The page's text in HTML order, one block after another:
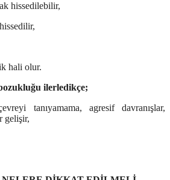
hissedilebilir,
hali olur.
ilerledikçe;
tanıyamama, agresif davranışlar,
gelişir,